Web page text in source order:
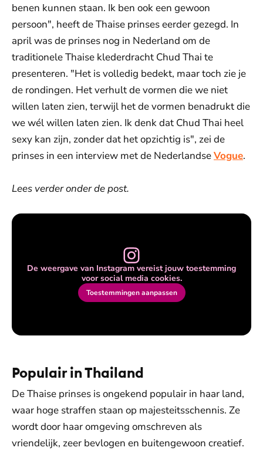
benen kunnen staan. Ik ben ook een gewoon
persoon", heeft de Thaise prinses eerder gezegd. In
april was de prinses nog in Nederland om de
traditionele Thaise klederdracht Chud Thai te
presenteren. "Het is volledig bedekt, maar toch zie je
de rondingen. Het verhult de vormen die we niet
willen laten zien, terwijl het de vormen benadrukt die
we wél willen laten zien. Ik denk dat Chud Thai heel
sexy kan zijn, zonder dat het opzichtig is", zei de
prinses in een interview met de NederlandseVogue.
Lees verder onder de post.
De weergave van Instagram vereist jouw toestemming
voor social media cookies.
Toestemmingen aanpassen
Populair in Thailand
De Thaise prinses is ongekend populair in haar land,
waar hoge straffen staan op majesteitsschennis. Ze
wordt door haar omgeving omschreven als
vriendelijk, zeer bevlogen en buitengewoon creatief.